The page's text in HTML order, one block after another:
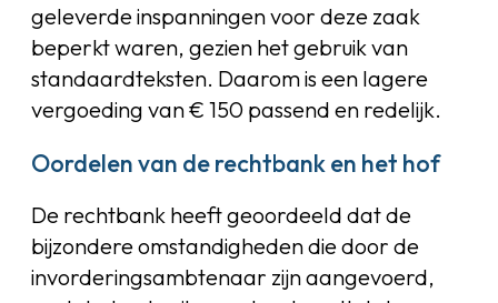
geleverde inspanningen voor deze zaak
beperkt waren, gezien het gebruik van
standaardteksten. Daarom is een lagere
vergoeding van € 150 passend en redelijk.
Oordelen van de rechtbank en het hof
De rechtbank heeft geoordeeld dat de
bijzondere omstandigheden die door de
invorderingsambtenaar zijn aangevoerd,